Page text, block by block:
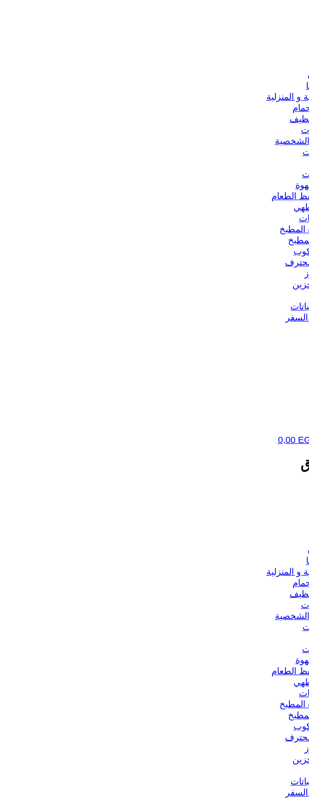
و المنزلية
الشخصية
الطعام
0,00
و المنزلية
الشخصية
الطعام